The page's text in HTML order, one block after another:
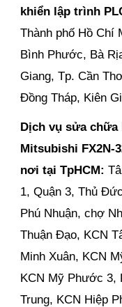
khiển lập trình
Thành phố Hồ Chí
Bình Phước, Bà
Giang, Tp. Cần
Đồng Tháp, Kiên
Dịch vụ sửa
Mitsubishi FX2N-
nơi tại TpHCM:
1, Quận 3, Thủ
Phú Nhuận, chợ
Thuận Đạo, KCN
Minh Xuân, KCN
KCN Mỹ Phước 3,
Trung, KCN Hiệp